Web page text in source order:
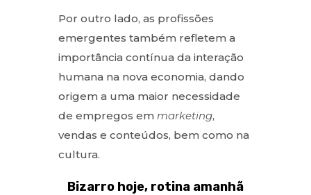
Por outro lado, as profissões
emergentes também refletem a
importância contínua da interação
humana na nova economia, dando
origem a uma maior necessidade
de empregos em marketing,
vendas e conteúdos, bem como na
cultura.
Bizarro hoje, rotina amanhã